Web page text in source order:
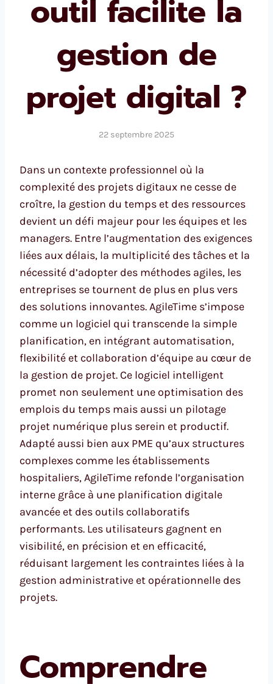
outil facilite la
gestion de
projet digital ?
22 septembre 2025
Dans un contexte professionnel où la
complexité des projets digitaux ne cesse de
croître, la gestion du temps et des ressources
devient un défi majeur pour les équipes et les
managers. Entre l’augmentation des exigences
liées aux délais, la multiplicité des tâches et la
nécessité d’adopter des méthodes agiles, les
entreprises se tournent de plus en plus vers
des solutions innovantes. AgileTime s’impose
comme un logiciel qui transcende la simple
planification, en intégrant automatisation,
flexibilité et collaboration d’équipe au cœur de
la gestion de projet. Ce logiciel intelligent
promet non seulement une optimisation des
emplois du temps mais aussi un pilotage
projet numérique plus serein et productif.
Adapté aussi bien aux PME qu’aux structures
complexes comme les établissements
hospitaliers, AgileTime refonde l’organisation
interne grâce à une planification digitale
avancée et des outils collaboratifs
performants. Les utilisateurs gagnent en
visibilité, en précision et en efficacité,
réduisant largement les contraintes liées à la
gestion administrative et opérationnelle des
projets.
Comprendre